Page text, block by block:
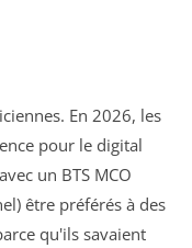
En 2026, les
pour le digital
un BTS MCO
être préférés à des
qu'ils savaient